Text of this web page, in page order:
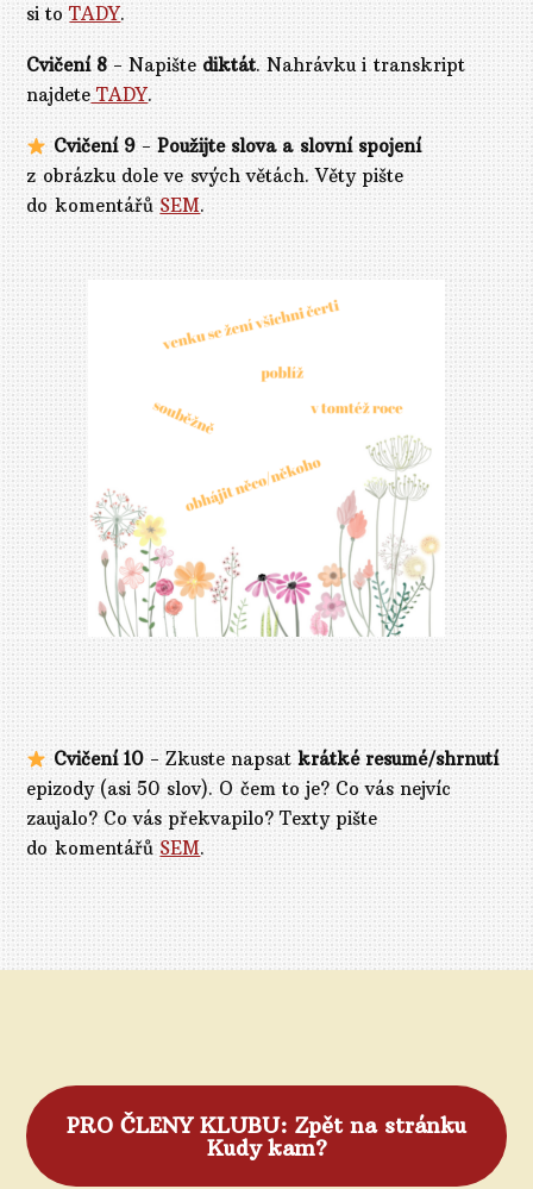
si toTADY.
Cvičení 8- Napište diktát. Nahrávku i transkript
najdeteTADY.
Cvičení 9-Použijte slova a slovní spojení
z obrázku dole ve svých větách. Věty pište
do komentářůSEM.
Cvičení 10- Zkuste napsatkrátké resumé/shrnutí
epizody (asi 50 slov). O čem to je? Co vás nejvíc
zaujalo? Co vás překvapilo? Texty pište
do komentářůSEM.
PRO ČLENY KLUBU: Zpět na stránku
Kudy kam?